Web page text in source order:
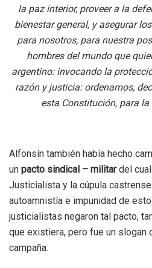
la paz interior, proveer a la
bienestar general, y asegurar
para nosotros, para nuestra
hombres del mundo que
argentino: invocando la
razón y justicia: ordenamos,
esta Constitución, para
Alfonsín también había hecho
un pacto sindical – militardel cual
Justicialista y la cúpula
autoamnistía e impunidad de
justicialistas negaron tal pacto,
que existiera, pero fue un slogan
campaña.